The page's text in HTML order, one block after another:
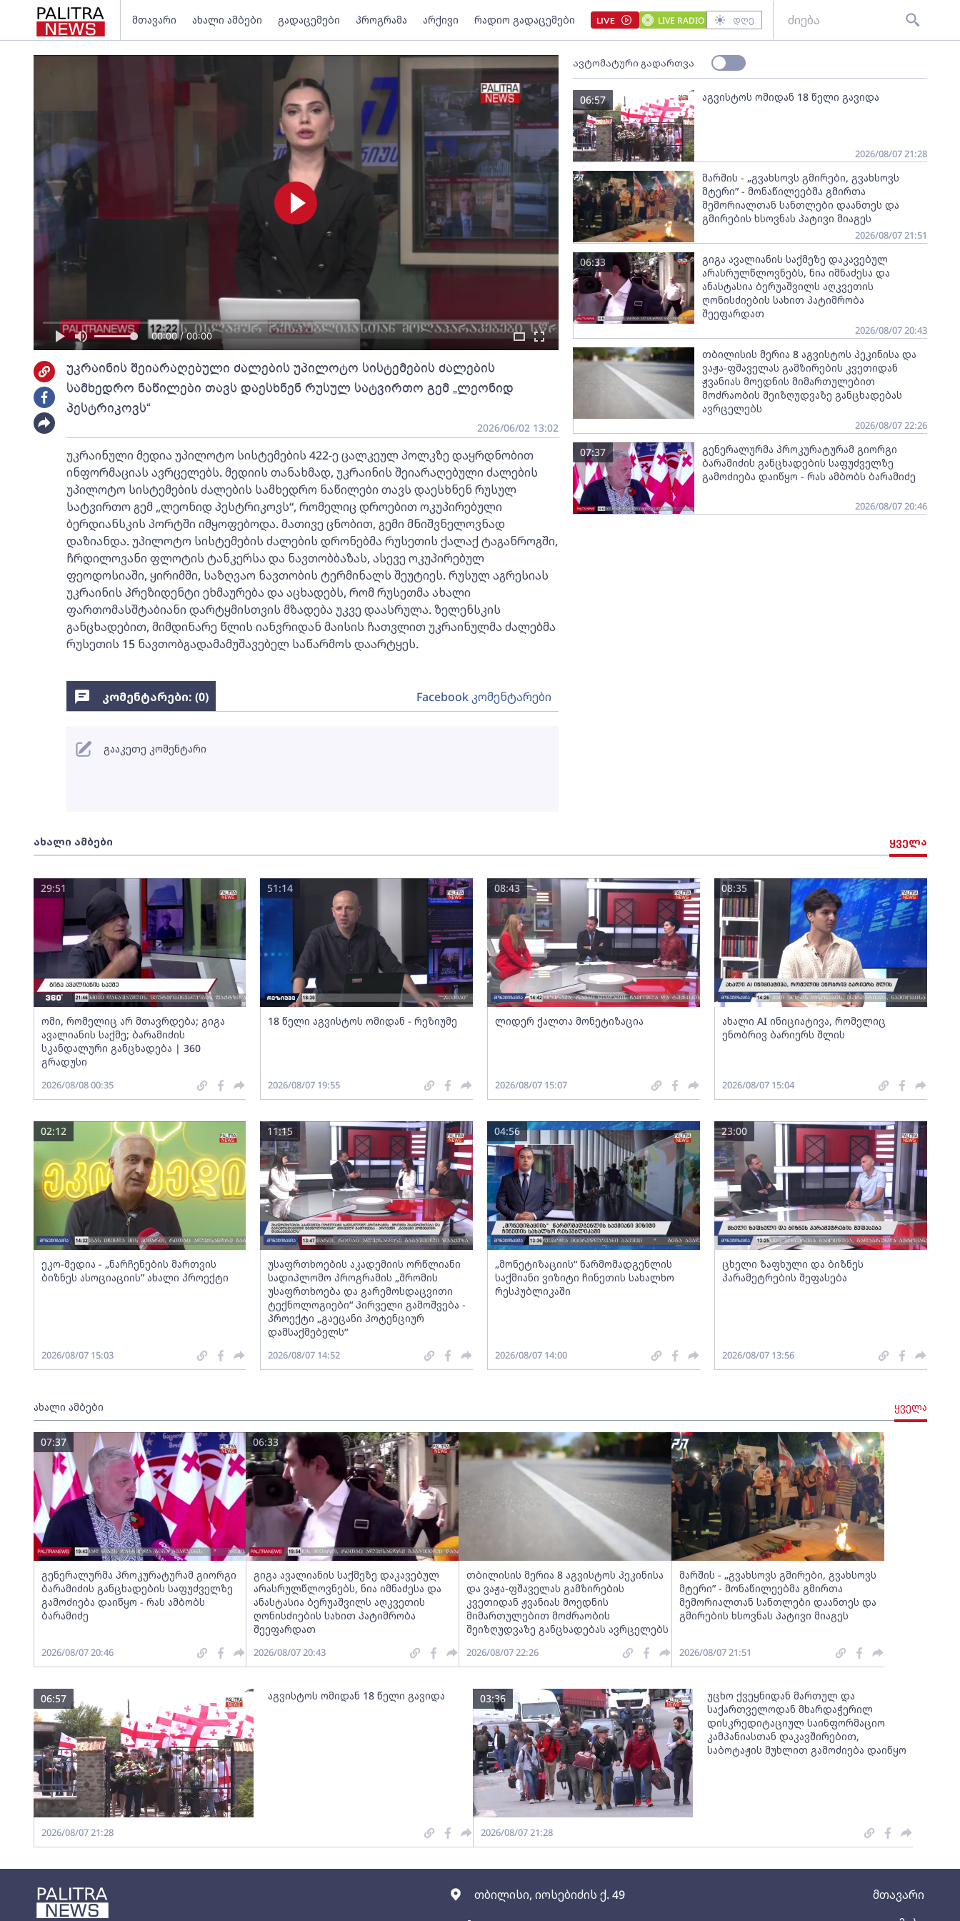
მთავარი ახალი ამბები გადაცემები პროგრამა არქივი რადიო გადაცემები LIVE LIVE RADIO დღე
თბილისი, იოსებიძის ქ. 49
მთავარი
00:00 / 00:00
უკრაინის შეიარაღებული ძალების უპილოტო სისტემების ძალების
სამხედრო ნაწილები თავს დაესხნენ რუსულ სატვირთო გემ „ლეონიდ
პესტრიკოვს“
2026/06/02 13:02
უკრაინული მედია უპილოტო სისტემების 422-ე ცალკეულ პოლკზე დაყრდნობით
ინფორმაციას ავრცელებს. მედიის თანახმად, უკრაინის შეიარაღებული ძალების
უპილოტო სისტემების ძალების სამხედრო ნაწილები თავს დაესხნენ რუსულ
სატვირთო გემ „ლეონიდ პესტრიკოვს“, რომელიც დროებით ოკუპირებული
ბერდიანსკის პორტში იმყოფებოდა. მათივე ცნობით, გემი მნიშვნელოვნად
დაზიანდა. უპილოტო სისტემების ძალების დრონებმა რუსეთის ქალაქ ტაგანროგში,
ჩრდილოვანი ფლოტის ტანკერსა და ნავთობბაზას, ასევე ოკუპირებულ
ფეოდოსიაში, ყირიმში, საზღვაო ნავთობის ტერმინალს შეუტიეს. რუსულ აგრესიას
უკრაინის პრეზიდენტი ეხმაურება და აცხადებს, რომ რუსეთმა ახალი
ფართომასშტაბიანი დარტყმისთვის მზადება უკვე დაასრულა. ზელენსკის
განცხადებით, მიმდინარე წლის იანვრიდან მაისის ჩათვლით უკრაინულმა ძალებმა
რუსეთის 15 ნავთობგადამამუშავებელ საწარმოს დაარტყეს.
ავტომატური გადართვა
აგვისტოს ომიდან 18 წელი გავიდა
06:57
2026/08/07 21:28
მარშის - „გვახსოვს გმირები, გვახსოვს
მტერი” - მონაწილეებმა გმირთა
მემორიალთან სანთლები დაანთეს და
გმირების ხსოვნას პატივი მიაგეს
2026/08/07 21:51
გიგა ავალიანის საქმეზე დაკავებულ
არასრულწლოვნებს, ნია იმნაძესა და
ანასტასია ბერუაშვილს აღკვეთის
ღონისძიების სახით პატიმრობა
შეეფარდათ
06:33
2026/08/07 20:43
თბილისის მერია 8 აგვისტოს პეკინისა და
ვაჟა-ფშაველას გამზირების კვეთიდან
ჟვანიას მოედნის მიმართულებით
მოძრაობის შეიზღუდვაზე განცხადებას
ავრცელებს
2026/08/07 22:26
გენერალურმა პროკურატურამ გიორგი
ბარამიძის განცხადების საფუძველზე
გამოძიება დაიწყო - რას ამბობს ბარამიძე
07:37
2026/08/07 20:46
ახალი ამბები ყველა
ომი, რომელიც არ მთავრდება; გიგა
ავალიანის საქმე; ბარამიძის
სკანდალური განცხადება | 360
გრადუსი
29:51
2026/08/08 00:35
18 წელი აგვისტოს ომიდან - რეზიუმე
51:14
2026/08/07 19:55
ლიდერ ქალთა მონეტიზაცია
08:43
2026/08/07 15:07
ახალი AI ინიციატივა, რომელიც
ენობრივ ბარიერს შლის
08:35
2026/08/07 15:04
ეკო-მედია - „ნარჩენების მართვის
ბიზნეს ასოციაციის” ახალი პროექტი
02:12
2026/08/07 15:03
უსაფრთხოების აკადემიის ორწლიანი
სადიპლომო პროგრამის „შრომის
უსაფრთხოება და გარემოსდაცვითი
ტექნოლოგიები“ პირველი გამოშვება -
პროექტი „გაეცანი პოტენციურ
დამსაქმებელს“
11:15
2026/08/07 14:52
„მონეტიზაციის“ წარმომადგენლის
საქმიანი ვიზიტი ჩინეთის სახალხო
რესპუბლიკაში
04:56
2026/08/07 14:00
ცხელი ზაფხული და ბიზნეს
პარამეტრების შეფასება
23:00
2026/08/07 13:56
ახალი ამბები ყველა
გენერალურმა პროკურატურამ გიორგი
ბარამიძის განცხადების საფუძველზე
გამოძიება დაიწყო - რას ამბობს
ბარამიძე
07:37
2026/08/07 20:46
გიგა ავალიანის საქმეზე დაკავებულ
არასრულწლოვნებს, ნია იმნაძესა და
ანასტასია ბერუაშვილს აღკვეთის
ღონისძიების სახით პატიმრობა
შეეფარდათ
06:33
2026/08/07 20:43
თბილისის მერია 8 აგვისტოს პეკინისა
და ვაჟა-ფშაველას გამზირების
კვეთიდან ჟვანიას მოედნის
მიმართულებით მოძრაობის
შეიზღუდვაზე განცხადებას ავრცელებს
2026/08/07 22:26
მარშის - „გვახსოვს გმირები, გვახსოვს
მტერი” - მონაწილეებმა გმირთა
მემორიალთან სანთლები დაანთეს და
გმირების ხსოვნას პატივი მიაგეს
2026/08/07 21:51
აგვისტოს ომიდან 18 წელი გავიდა
06:57
2026/08/07 21:28
უცხო ქვეყნიდან მართულ და
საქართველოდან მხარდაჭერილ
დისკრედიტაციულ საინფორმაციო
კამპანიასთან დაკავშირებით,
საბოტაჟის მუხლით გამოძიება დაიწყო
03:36
2026/08/07 21:28
კომენტარები: (0) Facebook კომენტარები
გააკეთე კომენტარი